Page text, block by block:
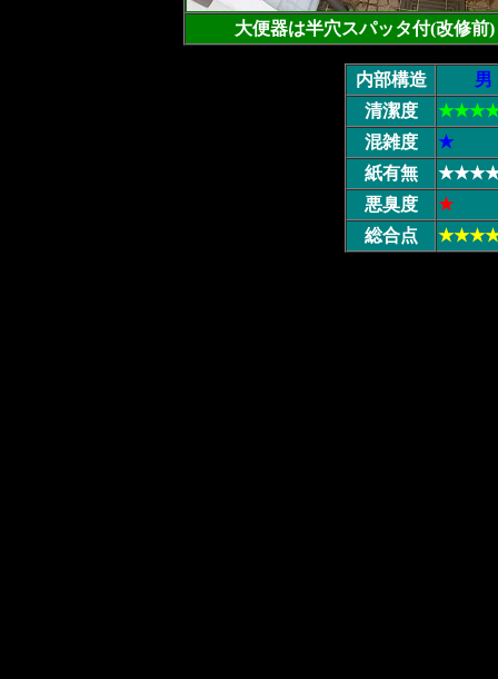
大便器は半穴スパッタ付(改修前)
内部構造 男
清潔度
混雑度
★
紙有無
悪臭度
★
総合点